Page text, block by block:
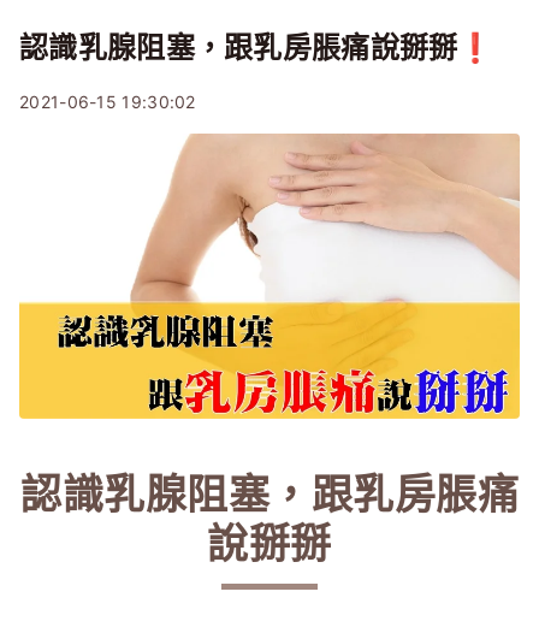
認識乳腺阻塞，跟乳房脹痛說掰掰❗
2021-06-15 19:30:02
認識乳腺阻塞，跟乳房脹痛
說掰掰